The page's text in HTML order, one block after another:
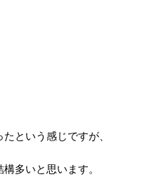
という感じですが、
多いと思います。